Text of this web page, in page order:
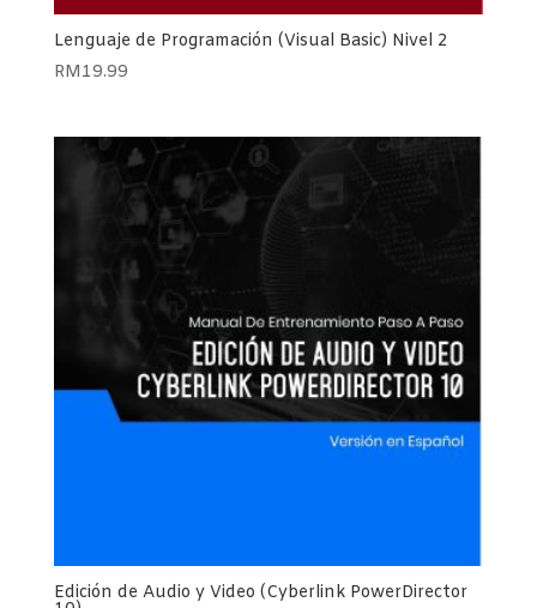
Lenguaje de Programación (Visual Basic) Nivel 2
RM19.99
Edición de Audio y Video (Cyberlink PowerDirector